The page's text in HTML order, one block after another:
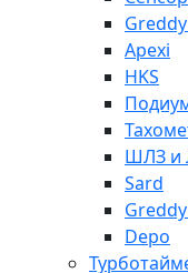
Apexi
HKS
ШЛЗ и
Sard
Depo